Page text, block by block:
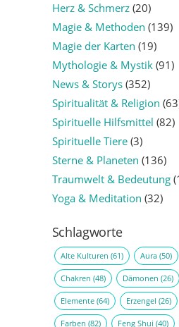
Herz & Schmerz(20)
Magie & Methoden (139)
Magie der Karten (19)
Mythologie & Mystik(91)
News & Storys(352)
Spiritualität & Religion
Spirituelle Hilfsmittel (82)
Spirituelle Tiere(3)
Sterne & Planeten (136)
Traumwelt & Bedeutung
Yoga & Meditation (32)
Schlagworte
Alte Kulturen (61) Aura(50)
Chakren (48) Dämonen (26)
Elemente(64) Erzengel (26)
Farben (82) Feng Shui (40)